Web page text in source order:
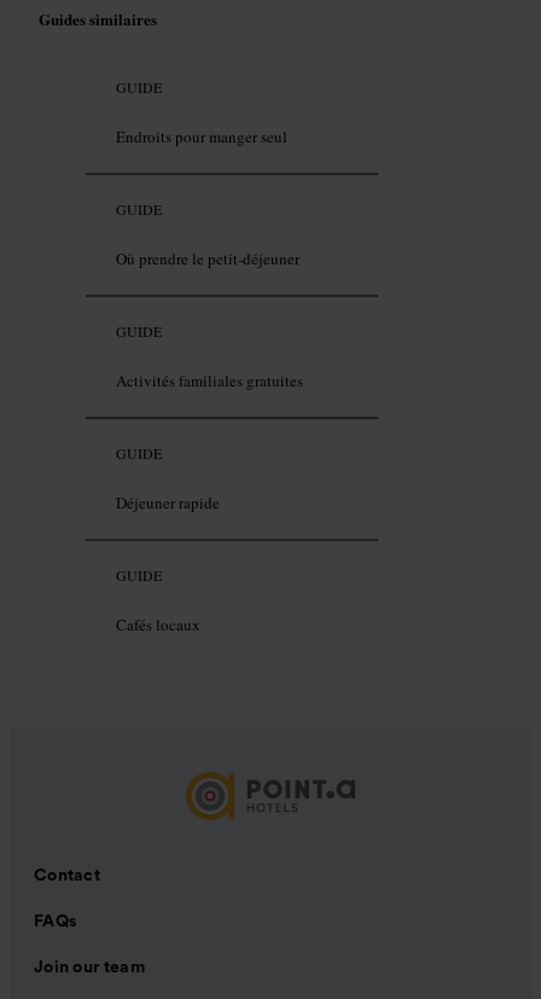
Guides similaires
GUIDE
Endroits pour manger seul
GUIDE
Où prendre le petit-déjeuner
GUIDE
Activités familiales gratuites
GUIDE
Déjeuner rapide
GUIDE
Cafés locaux
Contact
FAQs
Join our team